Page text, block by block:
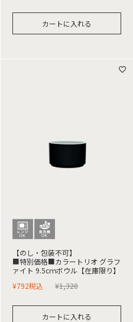
カートに入れる
【のし・包装不可】
■特別価格■カラートリオ グラフ
ァイト 9.5cｍボウル【在庫限り】
¥1,320
¥792税込
カートに入れる